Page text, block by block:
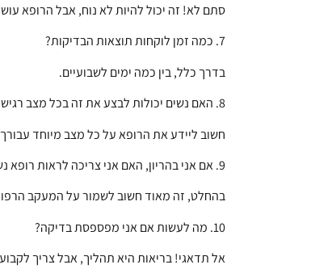
סתם לא! זה יכול להיות לא נוח, אבל הרופא
7. כמה זמן לוקחות תוצאות הבדיקות?
בדרך כלל, בין כמה ימים לשבועיים.
8. האם נשים יכולות לבצע את זה בכל מצב רגיש?
חשוב ליידע את הרופא על כל מצב מיוחד
9. אם אני בהריון, האם אני צריכה לראות רופא נשים יותר לעיתים קרובות?
בהחלט, זה מאוד חשוב לשמור על המעקב
10. מה לעשות אם אני מפספסת בדיקה?
אל תדאגי! בריאות היא תהליך, אבל צריך